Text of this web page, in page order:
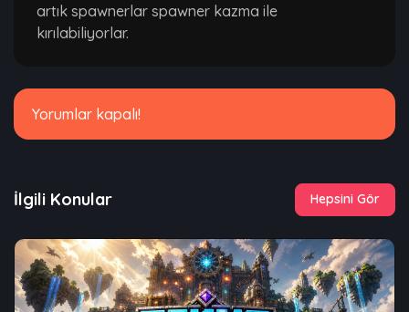
artık spawnerlar spawner kazma ile
kırılabiliyorlar.
Yorumlar kapalı!
İlgili Konular Hepsini Gör